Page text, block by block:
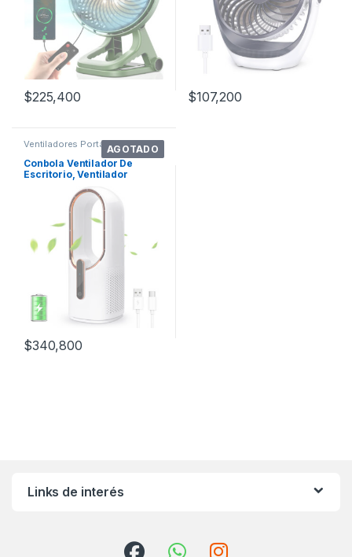
$225,400 $107,200
AGOTADO
Ventiladores Portátiles
Conbola Ventilador De
Escritorio, Ventilador
$340,800
Links de interés